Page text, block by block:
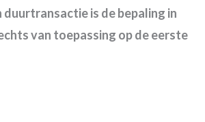
duurtransactie is de bepaling in
van toepassing op de eerste